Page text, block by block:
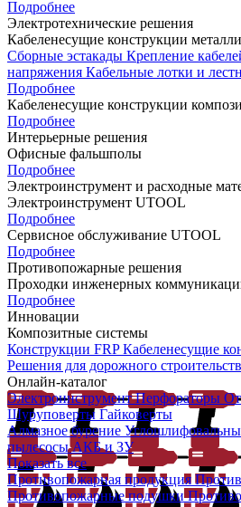
Подробнее
Электротехнические решения
Кабеленесущие конструкции
Сборные эстакады Крепление
напряжения Кабельные лотки и
Подробнее
Кабеленесущие конструкции
Подробнее
Интерьерные решения
Офисные фальшполы
Подробнее
Электроинструмент и расходные
Электроинструмент UTOOL
Подробнее
Сервисное обслуживание UTOOL
Подробнее
Противопожарные решения
Проходки инженерных
Подробнее
Инновации
Композитные системы
Конструкции FRPКабеленесущие
Решения для дорожного
Онлайн-каталог
ЭлектроинструментПерфораторы
Шуруповерты Гайковерты
Алмазное бурение
пылесосыАКБ и ЗУ
Показать все
Противопожарная продукция
Противопожарные подушки